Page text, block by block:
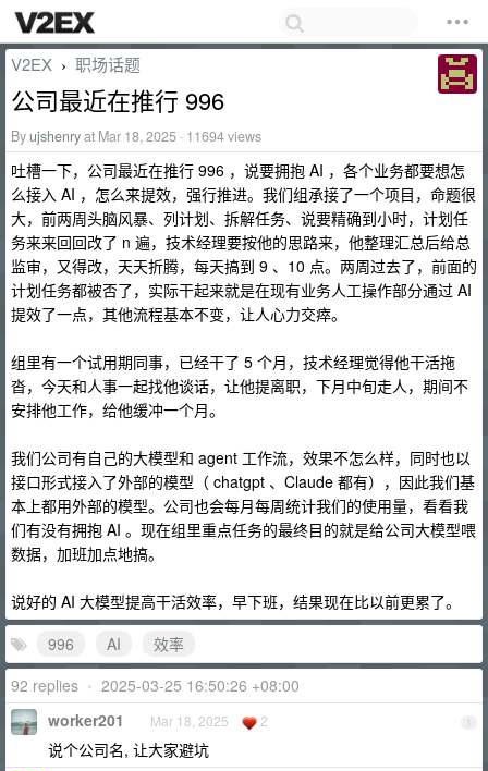
V2EX › 职场话题
公司最近在推行 996
Byujshenryat Mar 18, 2025 · 11694 views
吐槽一下，公司最近在推行 996 ，说要拥抱 AI ，各个业务都要想怎
么接入 AI ，怎么来提效，强行推进。我们组承接了一个项目，命题很
大，前两周头脑风暴、列计划、拆解任务、说要精确到小时，计划任
务来来回回改了 n 遍，技术经理要按他的思路来，他整理汇总后给总
监审，又得改，天天折腾，每天搞到 9 、10 点。两周过去了，前面的
计划任务都被否了，实际干起来就是在现有业务人工操作部分通过 AI
提效了一点，其他流程基本不变，让人心力交瘁。
组里有一个试用期同事，已经干了 5 个月，技术经理觉得他干活拖
沓，今天和人事一起找他谈话，让他提离职，下月中旬走人，期间不
安排他工作，给他缓冲一个月。
我们公司有自己的大模型和 agent 工作流，效果不怎么样，同时也以
接口形式接入了外部的模型（ chatgpt 、Claude 都有），因此我们基
本上都用外部的模型。公司也会每月每周统计我们的使用量，看看我
们有没有拥抱 AI 。现在组里重点任务的最终目的就是给公司大模型喂
数据，加班加点地搞。
说好的 AI 大模型提高干活效率，早下班，结果现在比以前更累了。
996
AI
效率
92 replies • 2025-03-25 16:50:26 +08:00
1
worker201 Mar 18, 2025 2
说个公司名, 让大家避坑